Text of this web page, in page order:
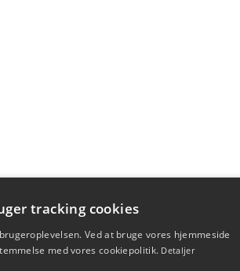
tracking cookies
Ved at bruge vores hjemmeside
med vores cookiepolitik. Detaljer